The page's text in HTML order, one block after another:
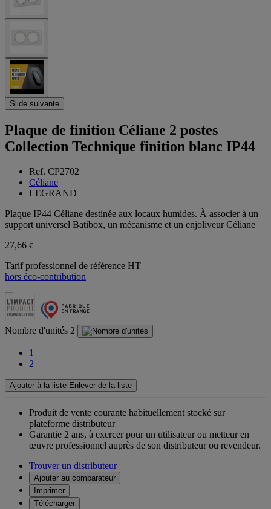
Slide suivante
Plaque de finition Céliane 2 postes
Collection Technique finition blanc IP44
Ref. CP2702
Céliane
LEGRAND
Plaque IP44 Céliane destinée aux locaux humides. À associer à un
support universel Batibox, un mécanisme et un enjoliveur Céliane
27,66 €
Tarif professionnel de référence HT
hors éco-contribution
Nombre d'unités 2
1
2
Ajouter à la liste Enlever de la liste
Produit de vente courante habituellement stocké sur
plateforme distributeur
Garantie 2 ans, à exercer pour un utilisateur ou metteur en
œuvre professionnel auprès de son distributeur ou revendeur.
Trouver un distributeur
Ajouter au comparateur
Imprimer
Télécharger